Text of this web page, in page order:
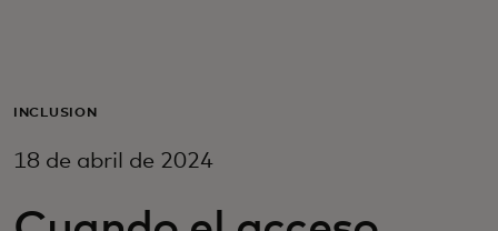
Para empresas
INCLUSIÓN
18 de abril de 2024